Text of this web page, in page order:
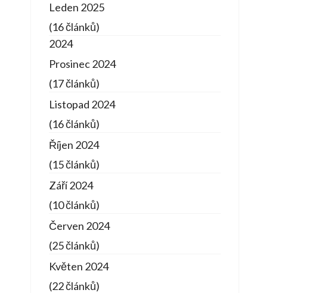
Leden 2025
(16 článků)
2024
Prosinec 2024
(17 článků)
Listopad 2024
(16 článků)
Říjen 2024
(15 článků)
Září 2024
(10 článků)
Červen 2024
(25 článků)
Květen 2024
(22 článků)